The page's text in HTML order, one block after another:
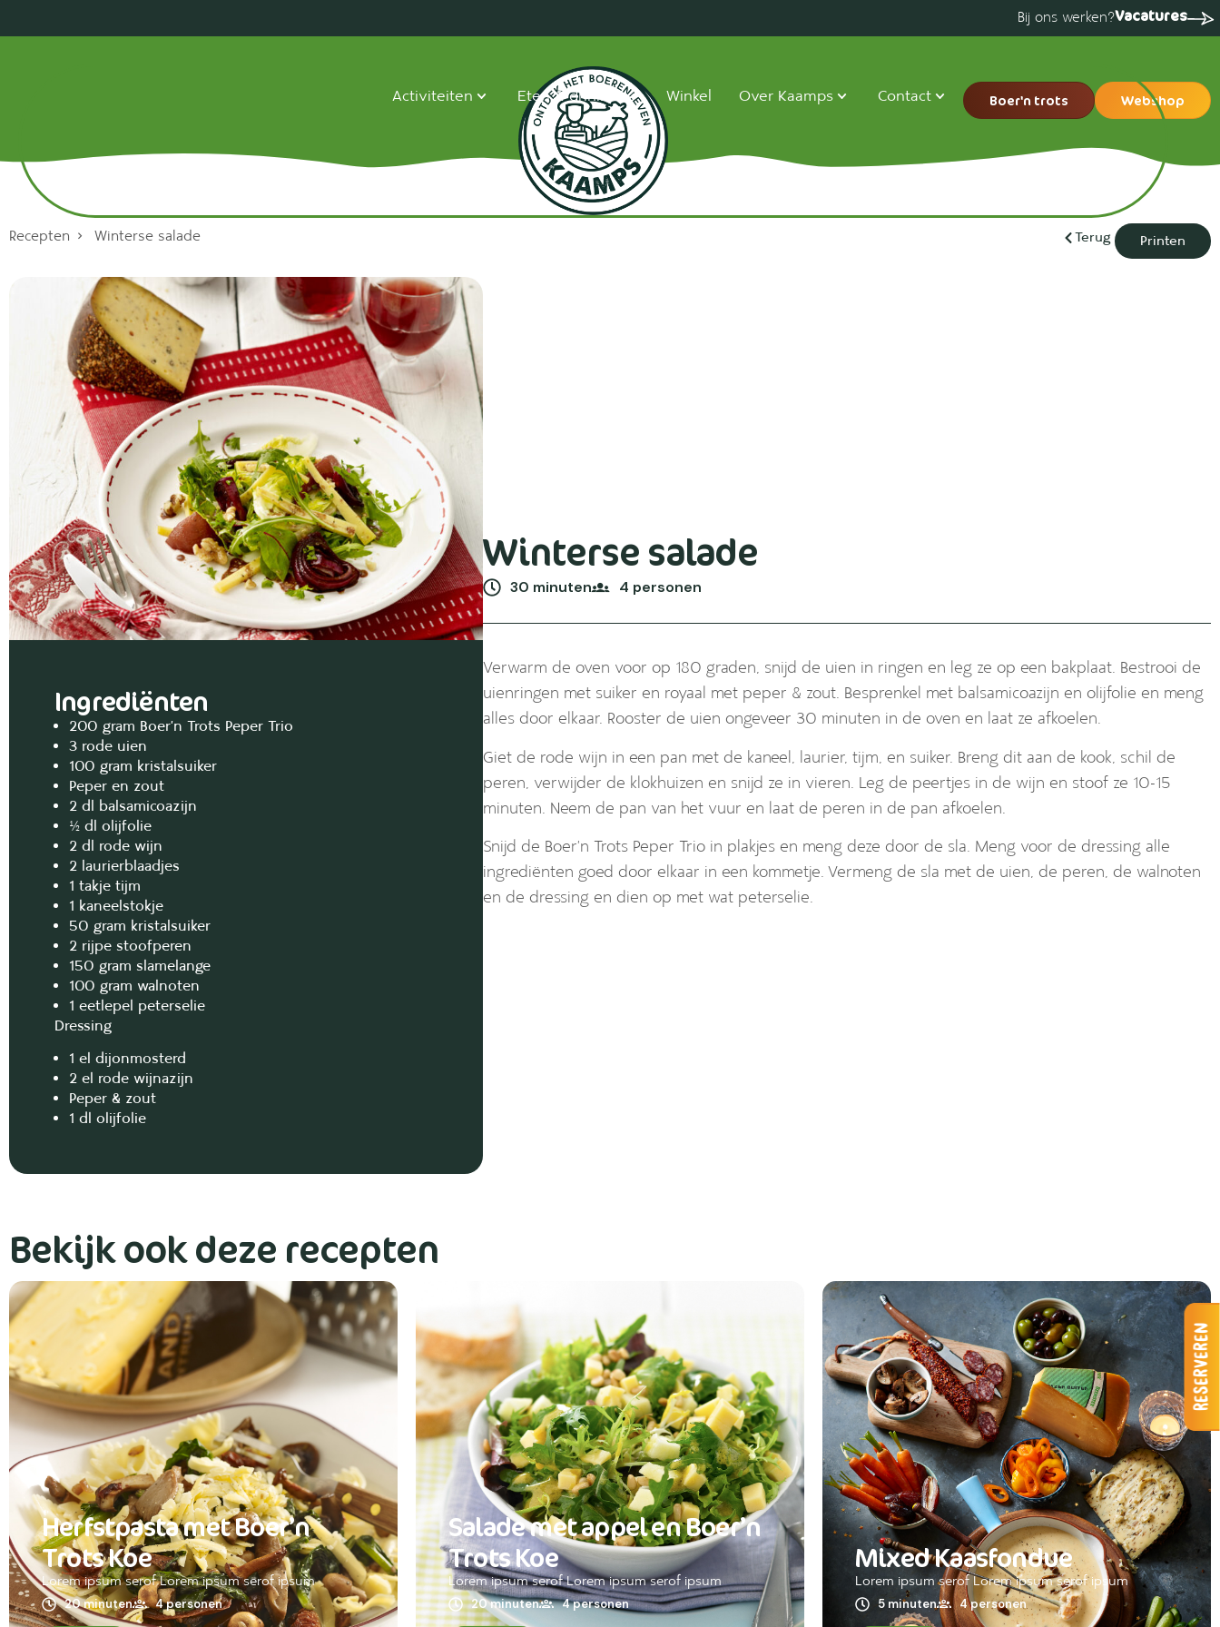
Bij ons werken?Vacatures
Activiteiten Eten & drinken Winkel Over Kaamps Contact Boer'n trots Webshop
Recepten Winterse salade Terug Printen
Ingrediënten
200 gram Boer’n Trots Peper Trio
3 rode uien
100 gram kristalsuiker
Peper en zout
2 dl balsamicoazijn
½ dl olijfolie
2 dl rode wijn
2 laurierblaadjes
1 takje tijm
1 kaneelstokje
50 gram kristalsuiker
2 rijpe stoofperen
150 gram slamelange
100 gram walnoten
1 eetlepel peterselie
Dressing
1 el dijonmosterd
2 el rode wijnazijn
Peper & zout
1 dl olijfolie
Winterse salade
30 minuten 4 personen
Verwarm de oven voor op 180 graden, snijd de uien in ringen en leg ze op een bakplaat. Bestrooi de
uienringen met suiker en royaal met peper & zout. Besprenkel met balsamicoazijn en olijfolie en meng
alles door elkaar. Rooster de uien ongeveer 30 minuten in de oven en laat ze afkoelen.
Giet de rode wijn in een pan met de kaneel, laurier, tijm, en suiker. Breng dit aan de kook, schil de
peren, verwijder de klokhuizen en snijd ze in vieren. Leg de peertjes in de wijn en stoof ze 10-15
minuten. Neem de pan van het vuur en laat de peren in de pan afkoelen.
Snijd de Boer’n Trots Peper Trio in plakjes en meng deze door de sla. Meng voor de dressing alle
ingrediënten goed door elkaar in een kommetje. Vermeng de sla met de uien, de peren, de walnoten
en de dressing en dien op met wat peterselie.
Bekijk ook deze recepten
Herfstpasta met Boer’n
Trots Koe
Lorem ipsum serof Lorem ipsum serof ipsum
20 minuten 4 personen
Salade met appel en Boer’n
Trots Koe
Lorem ipsum serof Lorem ipsum serof ipsum
20 minuten 4 personen
Mixed Kaasfondue
Lorem ipsum serof Lorem ipsum serof ipsum
5 minuten 4 personen
Reserveren